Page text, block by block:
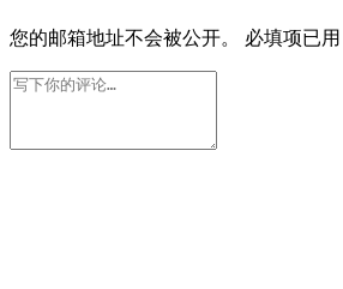
您的邮箱地址不会被公开。 必填项已用